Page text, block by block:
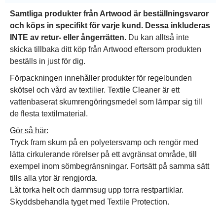
Samtliga produkter från Artwood är beställningsvaror
och köps in specifikt för varje kund. Dessa inkluderas
INTE av retur- eller ångerrätten. Du kan alltså inte
skicka tillbaka ditt köp från Artwood eftersom produkten
beställs in just för dig.
Förpackningen innehåller produkter för regelbunden
skötsel och vård av textilier. Textile Cleaner är ett
vattenbaserat skumrengöringsmedel som lämpar sig till
de flesta textilmaterial.
Gör så här:
Tryck fram skum på en polyetersvamp och rengör med
lätta cirkulerande rörelser på ett avgränsat område, till
exempel inom sömbegränsningar. Fortsätt på samma sätt
tills alla ytor är rengjorda.
Låt torka helt och dammsug upp torra restpartiklar.
Skyddsbehandla tyget med Textile Protection.